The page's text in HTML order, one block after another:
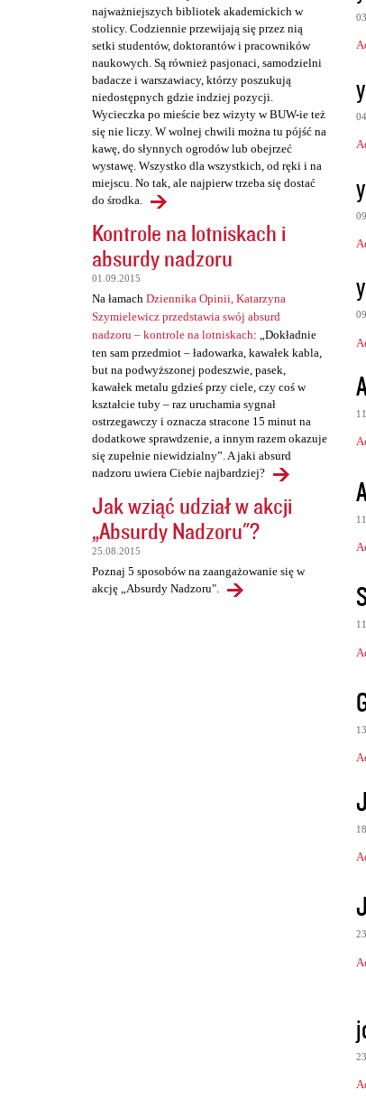
najważniejszych bibliotek akademickich w
stolicy. Codziennie przewijają się przez nią
setki studentów, doktorantów i pracowników
naukowych. Są również pasjonaci, samodzielni
badacze i warszawiacy, którzy poszukują
niedostępnych gdzie indziej pozycji.
Wycieczka po mieście bez wizyty w BUW-ie też
się nie liczy. W wolnej chwili można tu pójść na
kawę, do słynnych ogrodów lub obejrzeć
wystawę. Wszystko dla wszystkich, od ręki i na
miejscu. No tak, ale najpierw trzeba się dostać
do środka.
Kontrole na lotniskach i
absurdy nadzoru
01.09.2015
Na łamach Dziennika Opinii, Katarzyna
Szymielewicz przedstawia swój absurd
nadzoru – kontrole na lotniskach: „Dokładnie
ten sam przedmiot – ładowarka, kawałek kabla,
but na podwyższonej podeszwie, pasek,
kawałek metalu gdzieś przy ciele, czy coś w
kształcie tuby – raz uruchamia sygnał
ostrzegawczy i oznacza stracone 15 minut na
dodatkowe sprawdzenie, a innym razem okazuje
się zupełnie niewidzialny”. A jaki absurd
nadzoru uwiera Ciebie najbardziej?
Jak wziąć udział w akcji
„Absurdy Nadzoru"?
25.08.2015
Poznaj 5 sposobów na zaangażowanie się w
akcję „Absurdy Nadzoru".